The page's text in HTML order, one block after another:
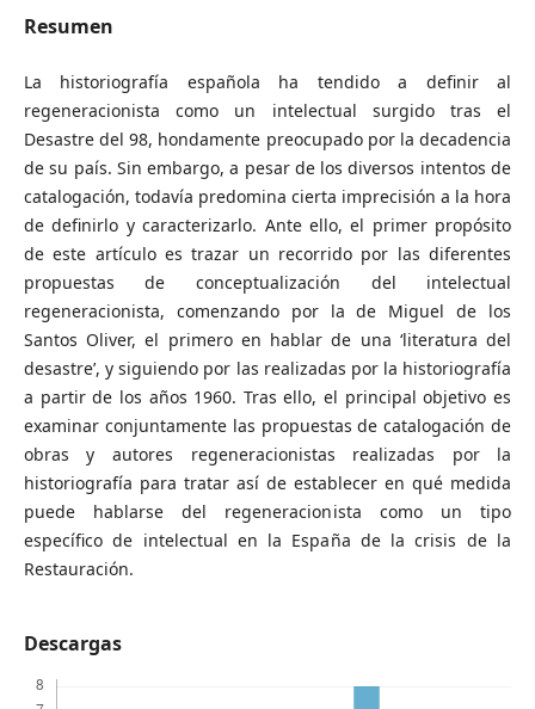
Resumen
La historiografía española ha tendido a definir al
regeneracionista como un intelectual surgido tras el
Desastre del 98, hondamente preocupado por la decadencia
de su país. Sin embargo, a pesar de los diversos intentos de
catalogación, todavía predomina cierta imprecisión a la hora
de definirlo y caracterizarlo. Ante ello, el primer propósito
de este artículo es trazar un recorrido por las diferentes
propuestas de conceptualización del intelectual
regeneracionista, comenzando por la de Miguel de los
Santos Oliver, el primero en hablar de una ‘literatura del
desastre’, y siguiendo por las realizadas por la historiografía
a partir de los años 1960. Tras ello, el principal objetivo es
examinar conjuntamente las propuestas de catalogación de
obras y autores regeneracionistas realizadas por la
historiografía para tratar así de establecer en qué medida
puede hablarse del regeneracionista como un tipo
específico de intelectual en la España de la crisis de la
Restauración.
Descargas